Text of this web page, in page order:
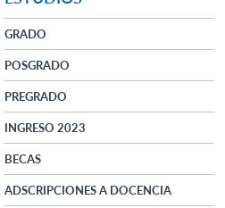
GRADO
POSGRADO
PREGRADO
INGRESO 2023
BECAS
ADSCRIPCIONES A DOCENCIA